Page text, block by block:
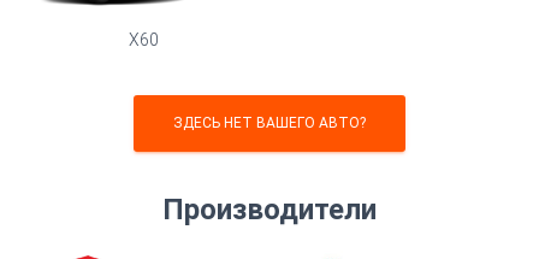
X60
ЗДЕСЬ НЕТ ВАШЕГО АВТО?
Производители